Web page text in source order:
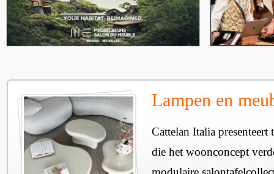
Lampen en
Cattelan Italia
die het woonconcept